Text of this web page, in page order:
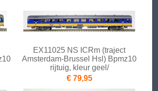
EX11025 NS ICRm (traject
Amsterdam-Brussel Hsl) Bpmz10
rijtuig, kleur geel/
€ 79,95